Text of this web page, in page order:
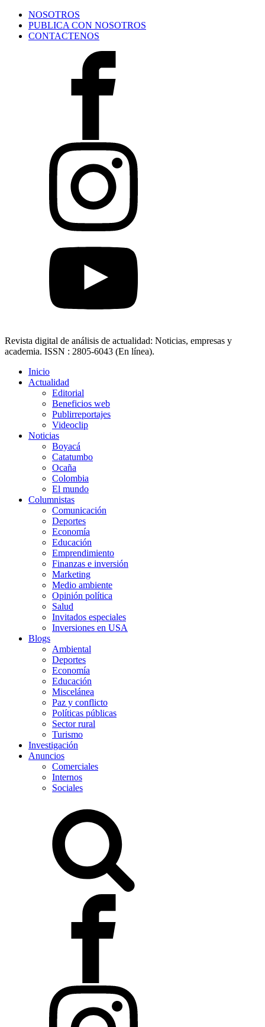
NOSOTROS
PUBLICA CON NOSOTROS
CONTACTENOS
Revista digital de análisis de actualidad: Noticias, empresas y
academia. ISSN : 2805-6043 (En línea).
Inicio
Actualidad
Editorial
Beneficios web
Publirreportajes
Videoclip
Noticias
Boyacá
Catatumbo
Ocaña
Colombia
El mundo
Columnistas
Comunicación
Deportes
Economía
Educación
Emprendimiento
Finanzas e inversión
Marketing
Medio ambiente
Opinión política
Salud
Invitados especiales
Inversiones en USA
Blogs
Ambiental
Deportes
Economía
Educación
Miscelánea
Paz y conflicto
Políticas públicas
Sector rural
Turismo
Investigación
Anuncios
Comerciales
Internos
Sociales